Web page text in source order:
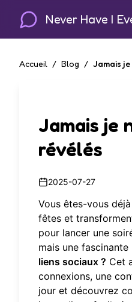
Never Have I
Accueil / Blog / Jamais je
Jamais je
révélés
2025-07-27
Vous êtes-vous
fêtes et
pour lancer une
mais une
liens sociaux ? Cet
connexions, une
jour et découvrez